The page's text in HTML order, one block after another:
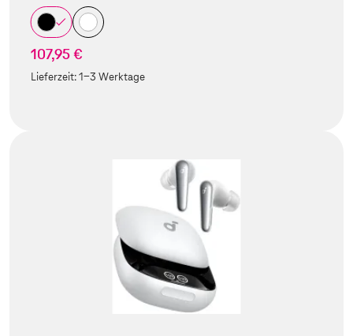
107,95 €
Lieferzeit:1-3 Werktage